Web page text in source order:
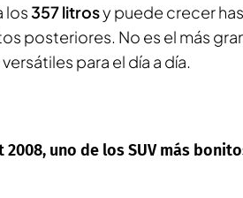
los357 litrosy puede crecer
posteriores. No es el más
para el día a día.
uno de los SUV más